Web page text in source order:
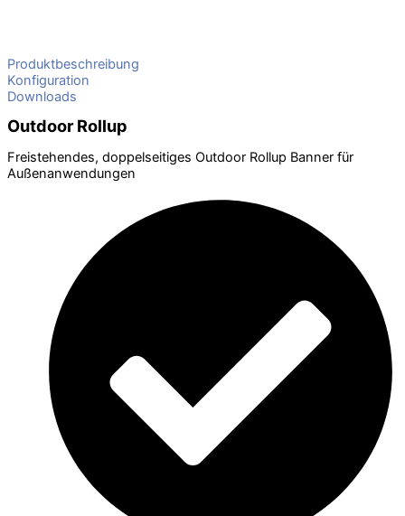
Produktbeschreibung
Konfiguration
Downloads
Outdoor Rollup
Freistehendes, doppelseitiges Outdoor Rollup Banner für
Außenanwendungen